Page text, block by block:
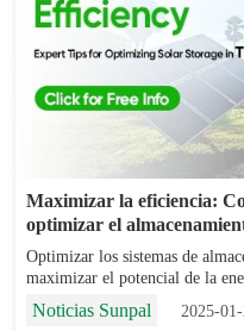
Maximizar la eficiencia:
optimizar el
Optimizar los sistemas de
maximizar el potencial de la
Honduras y Ecuador. Las
presentan retos específicos,
Noticias Sunpal 2025-